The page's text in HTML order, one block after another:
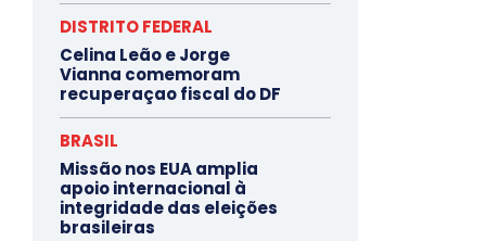
DISTRITO FEDERAL
Celina Leão e Jorge
Vianna comemoram
recuperaçao fiscal do DF
BRASIL
Missão nos EUA amplia
apoio internacional à
integridade das eleições
brasileiras